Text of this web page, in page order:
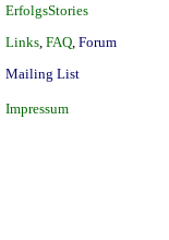
ErfolgsStories
Links FAQ Forum
Mailing List
Impressum